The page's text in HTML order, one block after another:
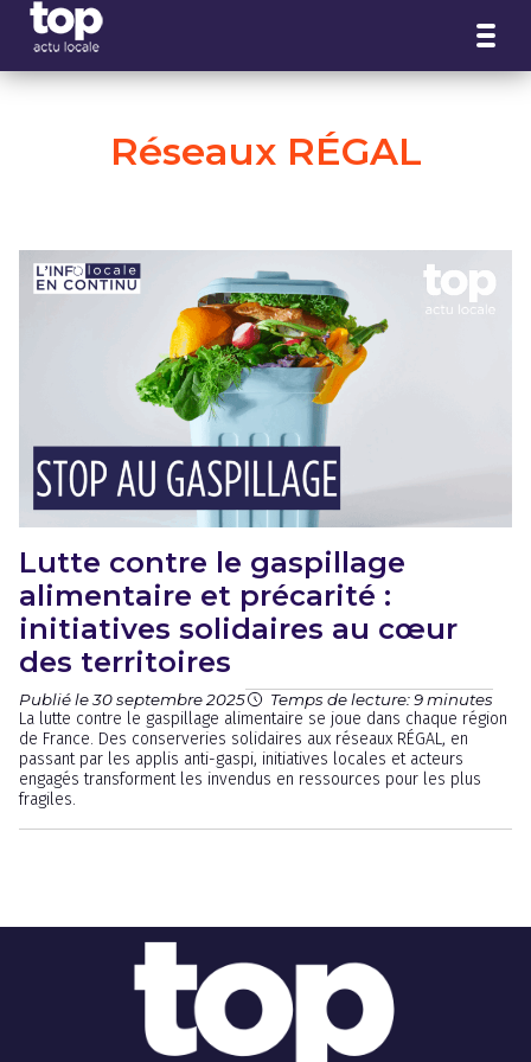
Réseaux RÉGAL
Lutte contre le gaspillage
alimentaire et précarité :
initiatives solidaires au cœur
des territoires
Publié le 30 septembre 2025 Temps de lecture: 9 minutes
La lutte contre le gaspillage alimentaire se joue dans chaque région
de France. Des conserveries solidaires aux réseaux RÉGAL, en
passant par les applis anti-gaspi, initiatives locales et acteurs
engagés transforment les invendus en ressources pour les plus
fragiles.
Panneau de gestion des cookies